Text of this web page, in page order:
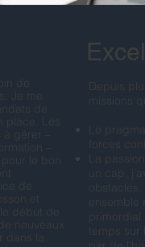
de
Je me
de
Les
gérer –
–
le bon
de
et
début de
nouveaux
la
Depuis
missions
Le
forces
La
un cap,
primordial
temps